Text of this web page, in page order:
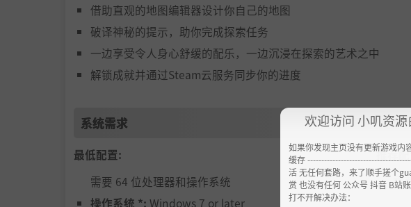
借助直观的地图编辑器设计你自己的地图
破译神秘的提示，助你完成探索任务
一边享受令人身心舒缓的配乐，一边沉浸在探索的艺术之中
解锁成就并通过Steam云服务同步你的进度
系统需求
最低配置:
需要 64 位处理器和操作系统
操作系统 *: Windows 7 or later
推荐
需
欢迎访问 小叽资
如果你发现主页没有更新游戏内
缓存
活 无任何套路，来了顺手搓个
赏 也没有任何 公众号 抖音 B站
打不开解决办法：